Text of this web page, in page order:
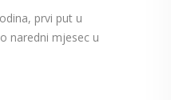
prvi put u
naredni mjesec u